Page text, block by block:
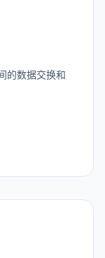
的数据交换和